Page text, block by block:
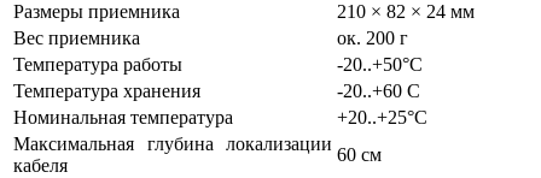
Размеры приемника
210 × 82 × 24 мм
Вес приемника
ок. 200 г
Температура работы
-20..+50°C
Температура хранения
-20..+60 C
Номинальная температура
+20..+25°C
Максимальная глубина локализации
кабеля
60 см